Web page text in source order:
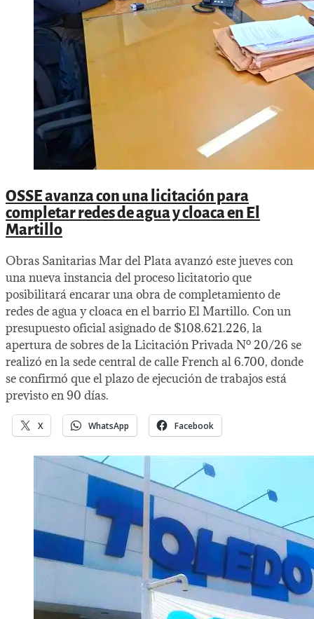
OSSE avanza con una licitación para
completar redes de agua y cloaca en El
Martillo
Obras Sanitarias Mar del Plata avanzó este jueves con
una nueva instancia del proceso licitatorio que
posibilitará encarar una obra de completamiento de
redes de agua y cloaca en el barrio El Martillo. Con un
presupuesto oficial asignado de $108.621.226, la
apertura de sobres de la Licitación Privada Nº 20/26 se
realizó en la sede central de calle French al 6.700, donde
se confirmó que el plazo de ejecución de trabajos está
previsto en 90 días.
X WhatsApp Facebook